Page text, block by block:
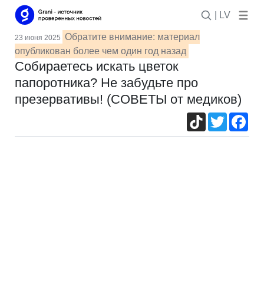
| LV
23 июня 2025 Обратите внимание: материал
опубликован более чем один год назад
Собираетесь искать цветок
папоротника? Не забудьте про
презервативы! (СОВЕТЫ от медиков)
TikTokTwitter